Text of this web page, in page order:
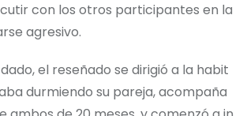
con los otros participantes en la
agresivo.
el reseñado se dirigió a la habit
durmiendo su pareja, acompaña